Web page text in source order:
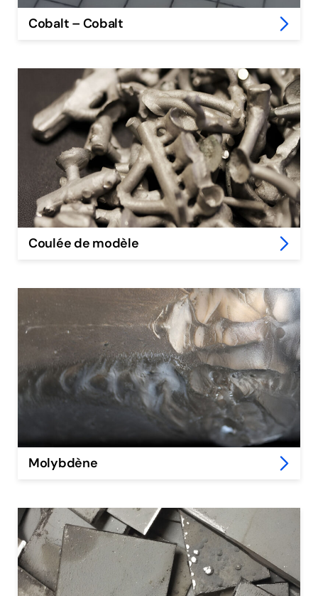
Cobalt – Cobalt
Coulée de modèle
Molybdène